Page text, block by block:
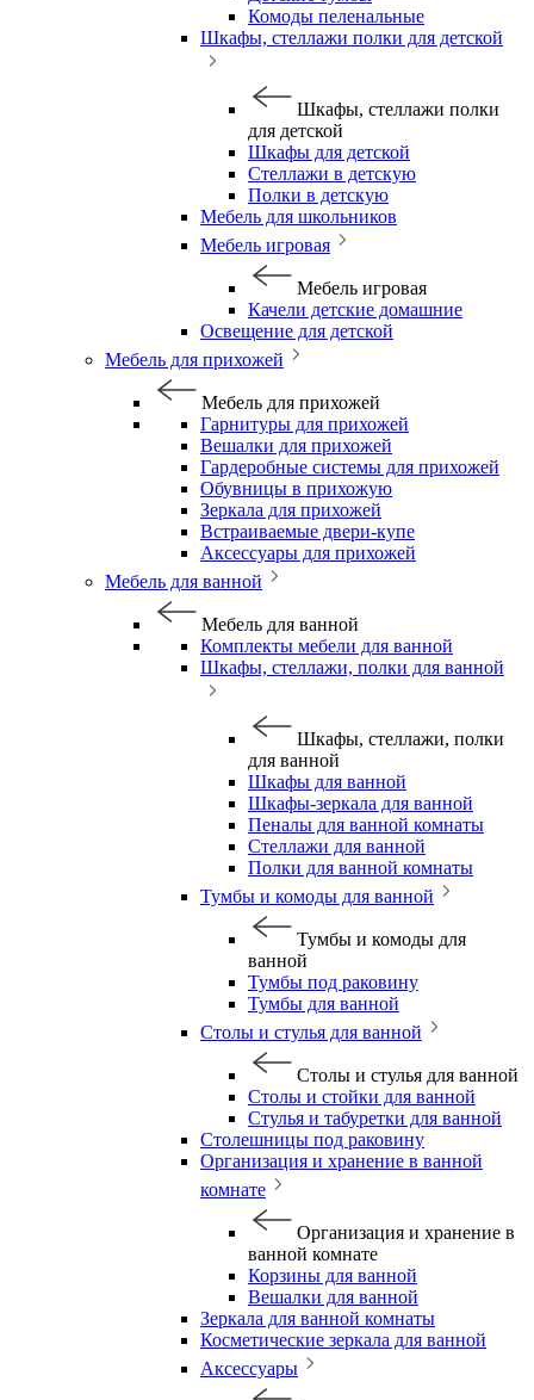
Комоды пеленальные
Шкафы, стеллажи полки для детской
Шкафы, стеллажи полки
для детской
Шкафы для детской
Стеллажи в детскую
Полки в детскую
Мебель для школьников
Мебель игровая
Мебель игровая
Качели детские домашние
Освещение для детской
Мебель для прихожей
Мебель для прихожей
Гарнитуры для прихожей
Вешалки для прихожей
Гардеробные системы для прихожей
Обувницы в прихожую
Зеркала для прихожей
Встраиваемые двери-купе
Аксессуары для прихожей
Мебель для ванной
Мебель для ванной
Комплекты мебели для ванной
Шкафы, стеллажи, полки для ванной
Шкафы, стеллажи, полки
для ванной
Шкафы для ванной
Шкафы-зеркала для ванной
Пеналы для ванной комнаты
Стеллажи для ванной
Полки для ванной комнаты
Тумбы и комоды для ванной
Тумбы и комоды для
ванной
Тумбы под раковину
Тумбы для ванной
Столы и стулья для ванной
Столы и стулья для ванной
Столы и стойки для ванной
Стулья и табуретки для ванной
Столешницы под раковину
Организация и хранение в ванной
комнате
Организация и хранение в
ванной комнате
Корзины для ванной
Вешалки для ванной
Зеркала для ванной комнаты
Косметические зеркала для ванной
Аксессуары